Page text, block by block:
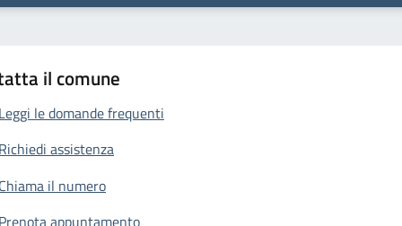
il comune
Leggi le domande frequenti
Richiedi assistenza
Chiama il numero
Prenota appuntamento